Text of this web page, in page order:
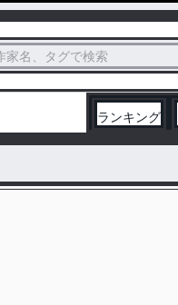
家名、タグで検索
ランキング